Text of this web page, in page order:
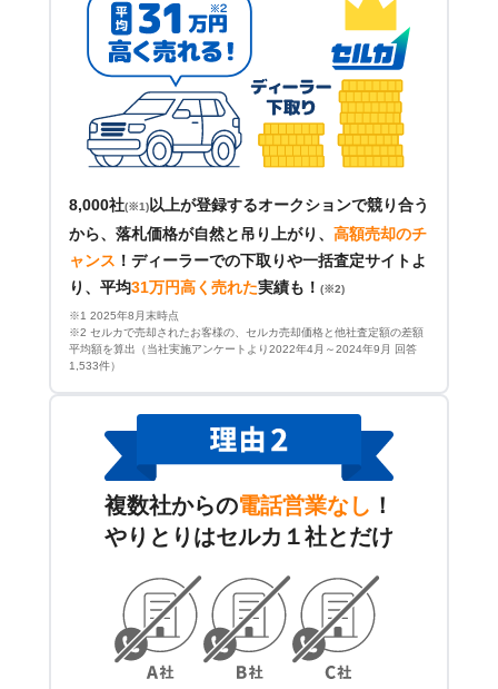
8,000社(※1) 以上が登録するオークションで競り合う
から、落札価格が自然と吊り上がり、 高額売却のチ
ャンス ！ ディーラーでの下取りや一括査定サイトよ
り、平均31万円高く売れた実績も！ (※2)
※1 2025年8月末時点
※2 セルカで売却されたお客様の、セルカ売却価格と他社査定額の差額
平均額を算出（当社実施アンケートより2022年4月～2024年9月 回答
1,533件）
複数社からの電話営業なし ！
やりとりはセルカ１社とだけ